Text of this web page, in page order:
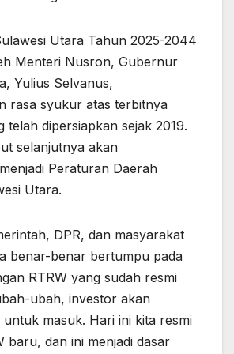
Utara Tahun 2025-2044
Menteri Nusron, Gubernur
Yulius Selvanus,
rasa syukur atas terbitnya
telah dipersiapkan sejak 2019.
selanjutnya akan
Peraturan Daerah
Utara.
DPR, dan masyarakat
benar-benar bertumpu pada
RTRW yang sudah resmi
ubah, investor akan
untuk masuk. Hari ini kita resmi
baru, dan ini menjadi dasar